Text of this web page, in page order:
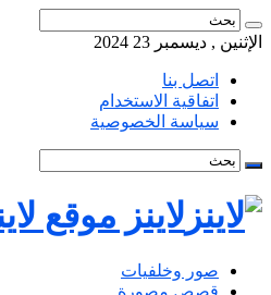
الإثنين , ديسمبر 23 2024
اتصل بنا
اتفاقية الاستخدام
سياسة الخصوصية
لاينز موقع
صور وخلفيات
قصص مصورة